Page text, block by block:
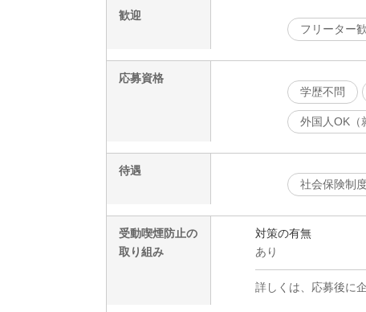
歓迎
フリーター
応募資格
学歴不問
外国人OK（
待遇
社会保険制
受動喫煙防止の
取り組み
対策の有無
あり
詳しくは、応募後に